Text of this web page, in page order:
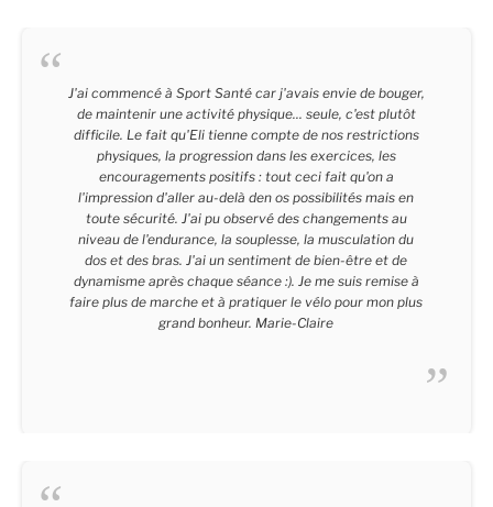
J'ai commencé à Sport Santé car j'avais envie de bouger,
de maintenir une activité physique... seule, c'est plutôt
difficile. Le fait qu'Eli tienne compte de nos restrictions
physiques, la progression dans les exercices, les
encouragements positifs : tout ceci fait qu'on a
l'impression d'aller au-delà den os possibilités mais en
toute sécurité. J'ai pu observé des changements au
niveau de l'endurance, la souplesse, la musculation du
dos et des bras. J'ai un sentiment de bien-être et de
dynamisme après chaque séance :). Je me suis remise à
faire plus de marche et à pratiquer le vélo pour mon plus
grand bonheur. Marie-Claire